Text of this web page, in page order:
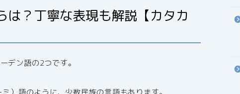
？丁寧な表現も解説【カタカ
デン語の2つです。